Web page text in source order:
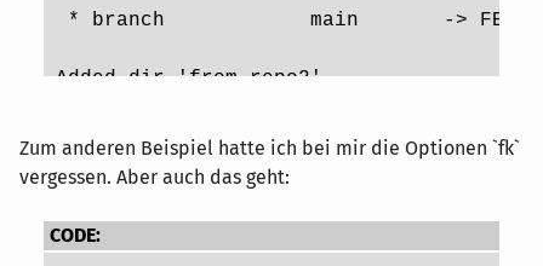
* branch            main       ->
Added dir 'from_repo2'
repo1 î‚  main â¯ git
*   e7a2a3c (HEAD -> main) Add
|\
Zum anderen Beispiel hatte ich bei mir die Optionen `fk`
vergessen. Aber auch das geht:
CODE: